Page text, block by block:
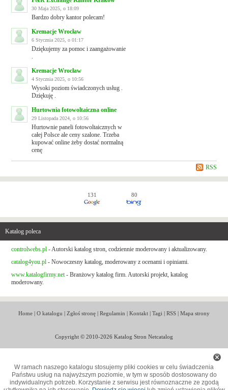
30 Maja 2025, o 18:09
Bardzo dobry kantor polecam!
Kremacje Wrocław
6 Stycznia 2025, o 01:17
Dziękujemy za pomoc i zaangażowanie
Kremacje Wrocław
4 Stycznia 2025, o 10:56
Wysoki poziom świadczonych usług .
Dziękuję .
Hurtownia fotowoltaiczna online
29 Listopada 2024, o 10:56
Hurtownie paneli fotowoltaicznych w
całej Polsce ale ceny szalone. Trzeba
kupować online żeby dostać normalną
cenę
RSS
131 80
Katalog poleca
controlwebs.pl - Autorski katalog stron, codziennie moderowany i aktualizowany.
catalog4you.pl - Nowoczesny katalog, moderowany z ocenami i opiniami.
www.katalogfirmy.net - Branżowy katalog firm. Autorski projekt, katalog
moderowany.
Home| O katalogu | Zgłoś stronę| Regulamin | Kontakt| Tagi | RSS| Mapa strony
Copyright © 2010-2026 Katalog Stron Netcatalog
W ramach naszego katalogu stosujemy pliki cookies w celu świadczenia
Państwu usług na najwyższym poziomie, w tym w sposób dostosowany do
indywidualnych potrzeb. Korzystanie z serwisu jest równoznaczne ze zgodą